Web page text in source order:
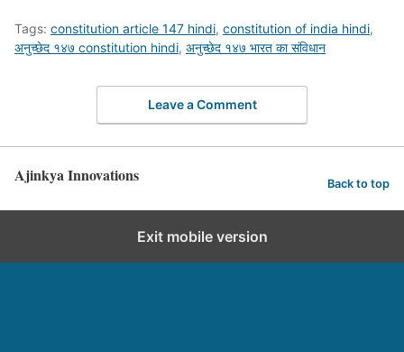
Tags: constitution article 147 hindi, constitution of india hindi,
अनुच्छेद १४७ constitution hindi, अनुच्छेद १४७ भारत का संविधान
Leave a Comment
Ajinkya Innovations Back to top
Exit mobile version